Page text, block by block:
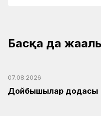
Басқа да
07.08.2026
Дойбышылар додасы